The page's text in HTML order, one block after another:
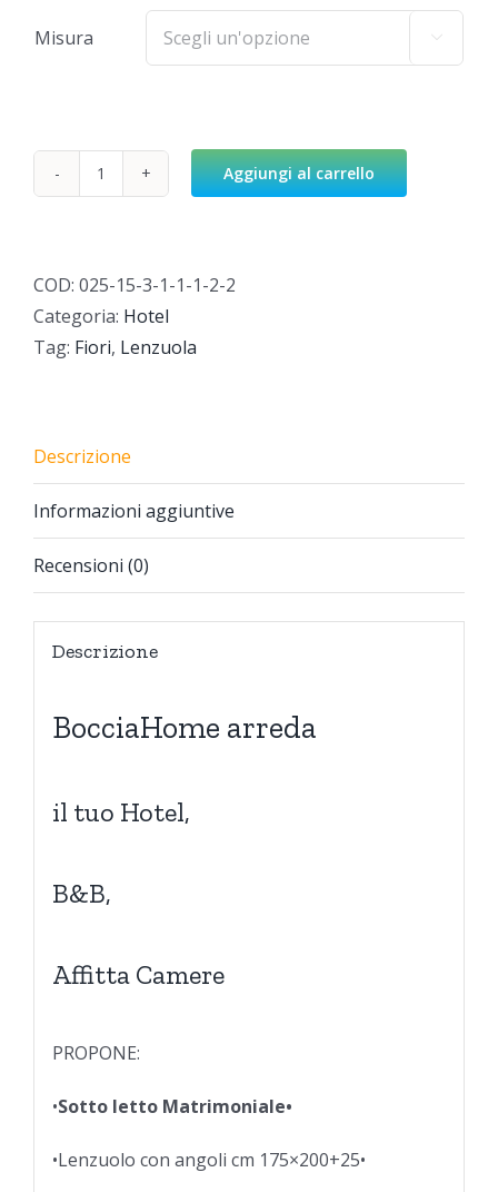
Misura
Lenzuola
quantità
Aggiungi al carrello
COD: 025-15-3-1-1-1-2-2
Categoria: Hotel
Tag: Fiori, Lenzuola
Descrizione
Informazioni aggiuntive
Recensioni (0)
Descrizione
BocciaHome arreda
il tuo Hotel,
B&B,
Affitta Camere
PROPONE:
•Sotto letto Matrimoniale•
•Lenzuolo con angoli cm 175×200+25•